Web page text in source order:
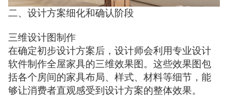
二、设计方案细化和确认阶段
三维设计图制作
在确定初步设计方案后，设计师会利用专业设计
软件制作全屋家具的三维效果图。这些效果图包
括各个房间的家具布局、样式、材料等细节，能
够让消费者直观感受到设计方案的整体效果。